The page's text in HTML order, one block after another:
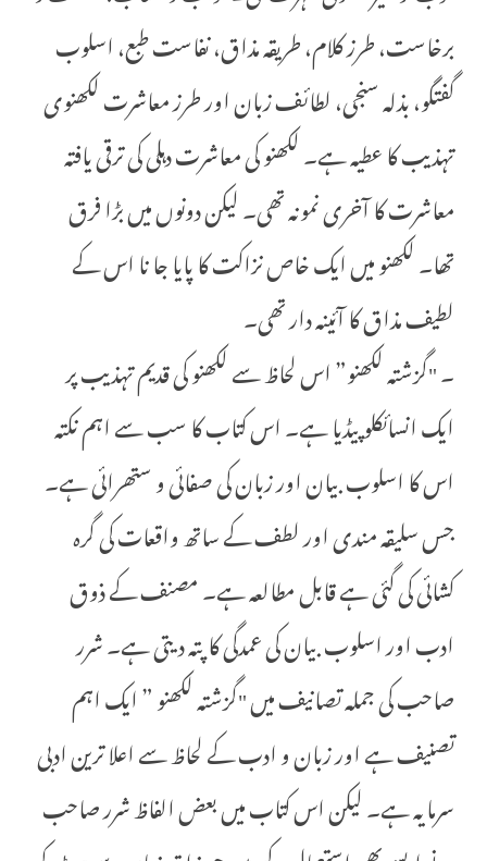
برخاست، طرز کلام، طریقہ مذاق، نفاست طبع، اسلوب
گفتگو، بذلہ سنجی، لطائف زبان اور طرز معاشرت لکھنوی
تہذیب کا عطیہ ہے۔ لکھنو کی معاشرت دہلی کی ترقی یافتہ
معاشرت کا آخری نمونہ تھی۔ لیکن دونوں میں بڑا فرق
تھا۔ لکھنو میں ایک خاص نزاکت کا پایا جا نا اس کے
لطیف مذاق کا آئینہ دار تھی۔
۔ "گزشتہ لکھنو” اس لحاظ سے لکھنو کی قدیم تہذیب پر
ایک انسائکلوپیڈیا ہے۔ اس کتاب کا سب سے اہم نکتہ
اس کا اسلوب بیان اور زبان کی صفائی و ستھرائی ہے۔
جس سلیقہ مندی اور لطف کے ساتھ واقعات کی گرہ
کشائی کی گئی ہے قابل مطالعہ ہے۔ مصنف کے ذوق
ادب اور اسلوب بیان کی عمدگی کا پتہ دیتی ہے۔ شرر
صاحب کی جملہ تصانیف میں "گزشتہ لکھنو ” ایک اہم
تصنیف ہے اور زبان و ادب کے لحاظ سے اعلا ترین ادبی
سرمایہ ہے۔ لیکن اس کتاب میں بعض الفاظ شرر صاحب